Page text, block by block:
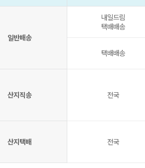
일반배송
내일드림
택배배송
택배배송
산지직송 전국
산지택배 전국